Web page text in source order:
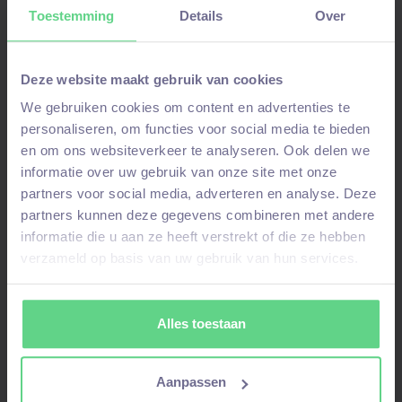
Toestemming Details Over
Deze website maakt gebruik van cookies
We gebruiken cookies om content en advertenties te
personaliseren, om functies voor social media te bieden
en om ons websiteverkeer te analyseren. Ook delen we
informatie over uw gebruik van onze site met onze
partners voor social media, adverteren en analyse. Deze
partners kunnen deze gegevens combineren met andere
informatie die u aan ze heeft verstrekt of die ze hebben
verzameld op basis van uw gebruik van hun services.
Alles toestaan
Aanpassen
Enthousiaste collega's
Ruimte voor inventiviteit en persoonlijke
Interesse in deze vacature?
Solliciteer nu!